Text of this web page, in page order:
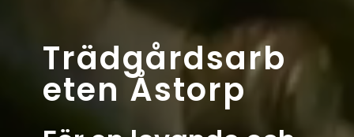
Trädgårdsarb
eten Åstorp